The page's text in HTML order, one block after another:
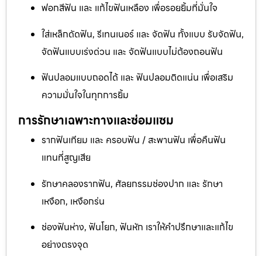
ฟอกสีฟัน และ แก้ไขฟันเหลือง เพื่อรอยยิ้มที่มั่นใจ
ใส่เหล็กดัดฟัน, รีเทนเนอร์ และ จัดฟัน ทั้งแบบ รับจัดฟัน,
จัดฟันแบบเร่งด่วน และ จัดฟันแบบไม่ต้องถอนฟัน
ฟันปลอมแบบถอดได้ และ ฟันปลอมติดแน่น เพื่อเสริม
ความมั่นใจในทุกการยิ้ม
การรักษาเฉพาะทางและซ่อมแซม
รากฟันเทียม และ ครอบฟัน / สะพานฟัน เพื่อคืนฟัน
แทนที่สูญเสีย
รักษาคลองรากฟัน, ศัลยกรรมช่องปาก และ รักษา
เหงือก, เหงือกร่น
ช่องฟันห่าง, ฟันโยก, ฟันหัก เราให้คำปรึกษาและแก้ไข
อย่างตรงจุด